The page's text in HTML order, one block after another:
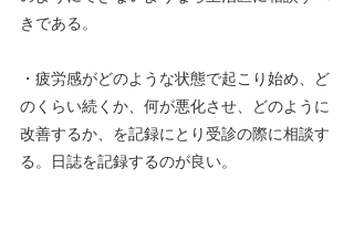
きである。
・疲労感がどのような状態で起こり始め、ど
のくらい続くか、何が悪化させ、どのように
改善するか、を記録にとり受診の際に相談す
る。日誌を記録するのが良い。